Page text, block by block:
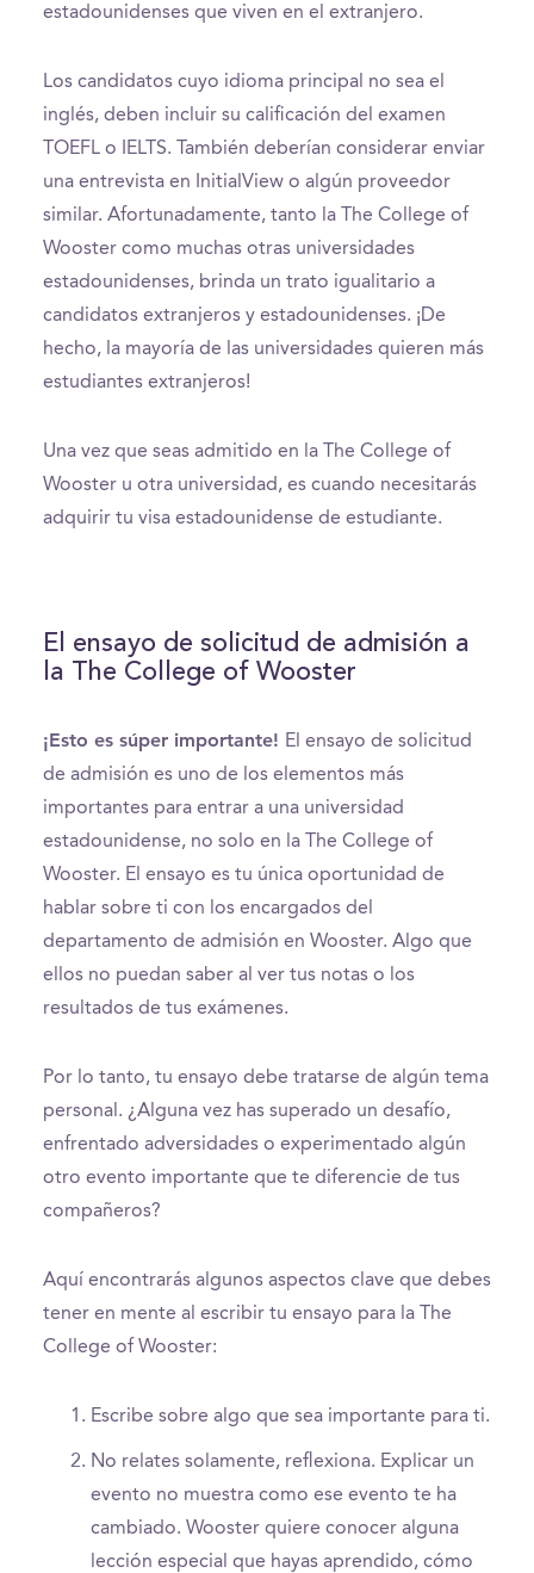
estadounidenses que viven en el extranjero.
Los candidatos cuyo idioma principal no sea el
inglés, deben incluir su calificación del examen
TOEFL o IELTS. También deberían considerar enviar
una entrevista en InitialView o algún proveedor
similar. Afortunadamente, tanto la The College of
Wooster como muchas otras universidades
estadounidenses, brinda un trato igualitario a
candidatos extranjeros y estadounidenses. ¡De
hecho, la mayoría de las universidades quieren más
estudiantes extranjeros!
Una vez que seas admitido en la The College of
Wooster u otra universidad, es cuando necesitarás
adquirir tu visa estadounidense de estudiante.
El ensayo de solicitud de admisión a
la The College of Wooster
¡Esto es súper importante! El ensayo de solicitud
de admisión es uno de los elementos más
importantes para entrar a una universidad
estadounidense, no solo en la The College of
Wooster. El ensayo es tu única oportunidad de
hablar sobre ti con los encargados del
departamento de admisión en Wooster. Algo que
ellos no puedan saber al ver tus notas o los
resultados de tus exámenes.
Por lo tanto, tu ensayo debe tratarse de algún tema
personal. ¿Alguna vez has superado un desafío,
enfrentado adversidades o experimentado algún
otro evento importante que te diferencie de tus
compañeros?
Aquí encontrarás algunos aspectos clave que debes
tener en mente al escribir tu ensayo para la The
College of Wooster:
Escribe sobre algo que sea importante para ti.
No relates solamente, reflexiona. Explicar un
evento no muestra como ese evento te ha
cambiado. Wooster quiere conocer alguna
lección especial que hayas aprendido, cómo